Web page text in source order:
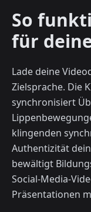
So
für
Lade deine
Zielsprache. Die
synchronisiert
klingenden
Authentizität
bewältigt
Social-Media-
Präsentationen